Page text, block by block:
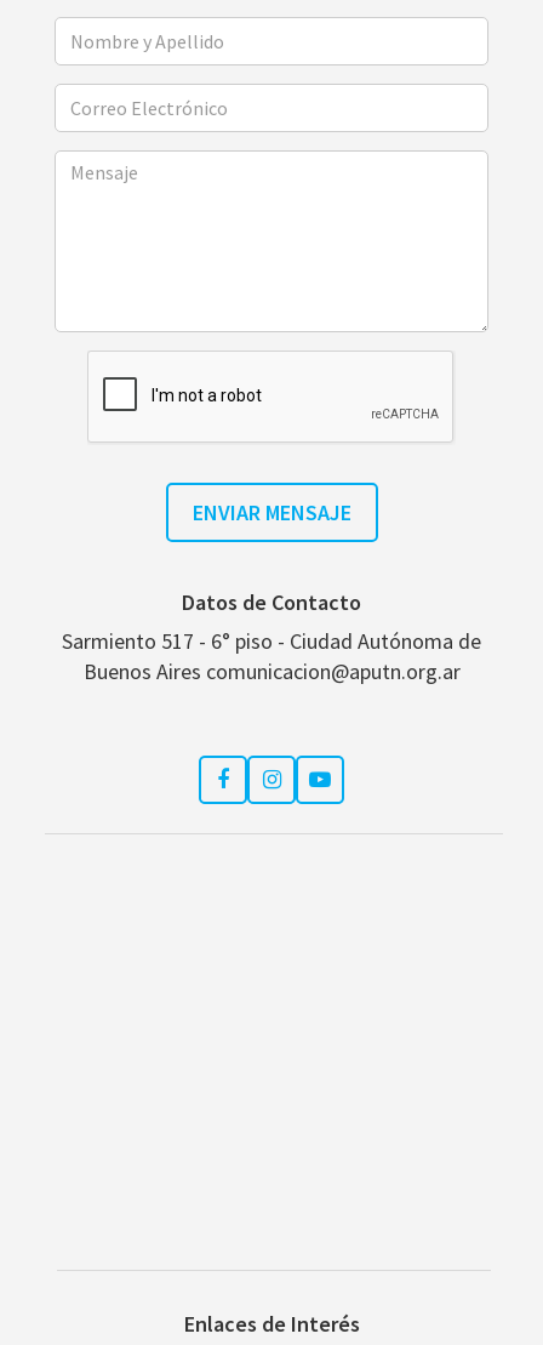
Datos de Contacto
Sarmiento 517 - 6° piso - Ciudad Autónoma de
Buenos Aires comunicacion@aputn.org.ar
Enlaces de Interés